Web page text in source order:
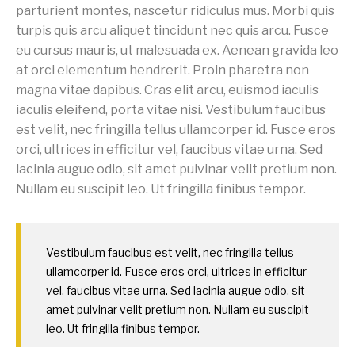
parturient montes, nascetur ridiculus mus. Morbi quis
turpis quis arcu aliquet tincidunt nec quis arcu. Fusce
eu cursus mauris, ut malesuada ex. Aenean gravida leo
at orci elementum hendrerit. Proin pharetra non
magna vitae dapibus. Cras elit arcu, euismod iaculis
iaculis eleifend, porta vitae nisi. Vestibulum faucibus
est velit, nec fringilla tellus ullamcorper id. Fusce eros
orci, ultrices in efficitur vel, faucibus vitae urna. Sed
lacinia augue odio, sit amet pulvinar velit pretium non.
Nullam eu suscipit leo. Ut fringilla finibus tempor.
Vestibulum faucibus est velit, nec fringilla tellus
ullamcorper id. Fusce eros orci, ultrices in efficitur
vel, faucibus vitae urna. Sed lacinia augue odio, sit
amet pulvinar velit pretium non. Nullam eu suscipit
leo. Ut fringilla finibus tempor.